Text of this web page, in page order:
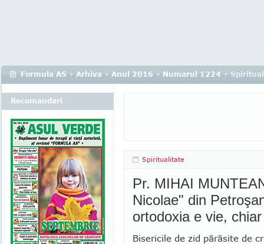
Formula AS › Arhiva › Anul 2016 › Numarul 1224 ›
Spiritualitate
Pr. MIHAI
Nicolae" din
ortodoxia e vie,
Bisericile de zid părăsite de
Recomandari